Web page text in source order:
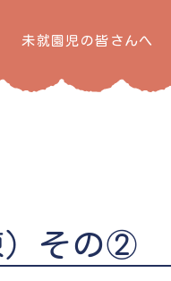
未就園児の皆さんへ
）その②